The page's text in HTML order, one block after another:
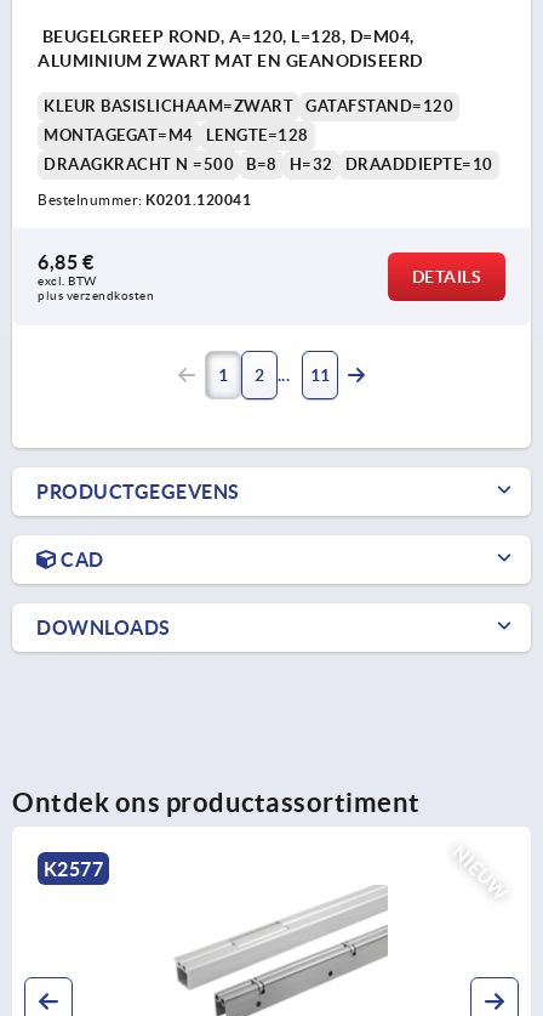
BEUGELGREEP ROND, A=120, L=128, D=M04,
ALUMINIUM ZWART MAT EN GEANODISEERD
KLEUR BASISLICHAAM=ZWART
GATAFSTAND=120
MONTAGEGAT=M4
LENGTE=128
DRAAGKRACHT N =500
B=8 H=32 DRAADDIEPTE=10
Bestelnummer: K0201.120041
6,85 €
excl. BTW
plus verzendkosten
DETAILS
1 2 11
PRODUCTGEGEVENS
CAD
DOWNLOADS
Ontdek ons productassortiment
K2576